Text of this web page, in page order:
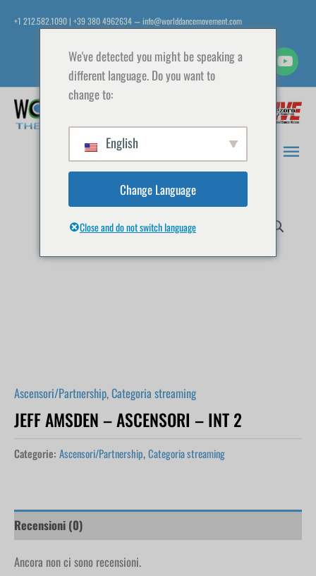
+1 212.582.1090 | +39 380 4962634 — info@worlddancemovement.com
Ascensori/Partnership,Categoria streaming
JEFF AMSDEN – ASCENSORI – INT 2
Categorie: Ascensori/Partnership,Categoria streaming
Recensioni (0)
Ancora non ci sono recensioni.
We've detected you might be speaking a
different language. Do you want to
change to:
English
Change Language
Close and do not switch language